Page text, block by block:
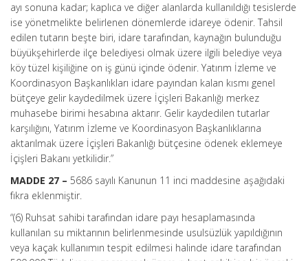
ayı sonuna kadar; kaplıca ve diğer alanlarda kullanıldığı tesislerde
ise yönetmelikte belirlenen dönemlerde idareye ödenir. Tahsil
edilen tutarın beşte biri, idare tarafından, kaynağın bulunduğu
büyükşehirlerde ilçe belediyesi olmak üzere ilgili belediye veya
köy tüzel kişiliğine on iş günü içinde ödenir. Yatırım İzleme ve
Koordinasyon Başkanlıkları idare payından kalan kısmı genel
bütçeye gelir kaydedilmek üzere İçişleri Bakanlığı merkez
muhasebe birimi hesabına aktarır. Gelir kaydedilen tutarlar
karşılığını, Yatırım İzleme ve Koordinasyon Başkanlıklarına
aktarılmak üzere İçişleri Bakanlığı bütçesine ödenek eklemeye
İçişleri Bakanı yetkilidir.”
MADDE 27 – 5686 sayılı Kanunun 11 inci maddesine aşağıdaki
fıkra eklenmiştir.
“(6) Ruhsat sahibi tarafından idare payı hesaplamasında
kullanılan su miktarının belirlenmesinde usulsüzlük yapıldığının
veya kaçak kullanımın tespit edilmesi halinde idare tarafından